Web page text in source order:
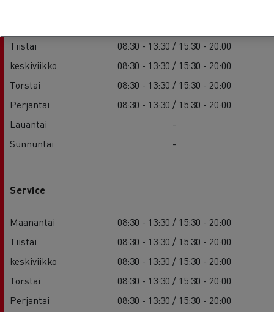
Tiistai
08:30 - 13:30 / 15:30 - 20:00
keskiviikko
08:30 - 13:30 / 15:30 - 20:00
Torstai
08:30 - 13:30 / 15:30 - 20:00
Perjantai
08:30 - 13:30 / 15:30 - 20:00
Lauantai
-
Sunnuntai
-
Service
Maanantai
08:30 - 13:30 / 15:30 - 20:00
Tiistai
08:30 - 13:30 / 15:30 - 20:00
keskiviikko
08:30 - 13:30 / 15:30 - 20:00
Torstai
08:30 - 13:30 / 15:30 - 20:00
Perjantai
08:30 - 13:30 / 15:30 - 20:00